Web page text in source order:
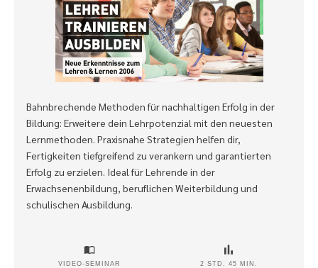
Bahnbrechende Methoden für nachhaltigen Erfolg in der
Bildung: Erweitere dein Lehrpotenzial mit den neuesten
Lernmethoden. Praxisnahe Strategien helfen dir,
Fertigkeiten tiefgreifend zu verankern und garantierten
Erfolg zu erzielen. Ideal für Lehrende in der
Erwachsenenbildung, beruflichen Weiterbildung und
schulischen Ausbildung.
VIDEO-SEMINAR 2 STD. 45 MIN.